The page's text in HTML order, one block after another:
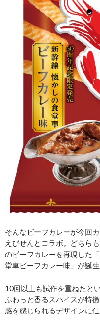
そんなビーフカレーが今回
えびせんとコラボ。どちら
のビーフカレーを再現した
堂車ビーフカレー味」が誕生
10回以上も試作を重ねたと
ふわっと香るスパイスが特
感を感じられるデザインに仕